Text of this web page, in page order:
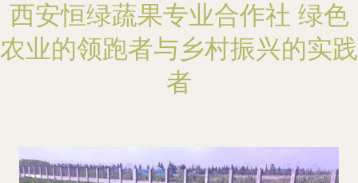
西安恒绿蔬果专业合作社 绿色
农业的领跑者与乡村振兴的实践
者